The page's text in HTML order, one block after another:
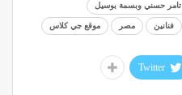
تامر حسني وبسمة بوسيل
فنانين مصر موقع جي كلاس
Twitter